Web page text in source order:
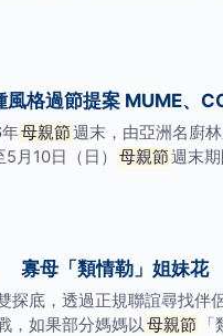
格過節提案 MUME、
母親節週末，由亞洲名廚
月10日（日）
母親節週末
寡母「類情勒」姐妹花
底，透過正規聯誼尋找伴
，如果部分媽媽以母親節